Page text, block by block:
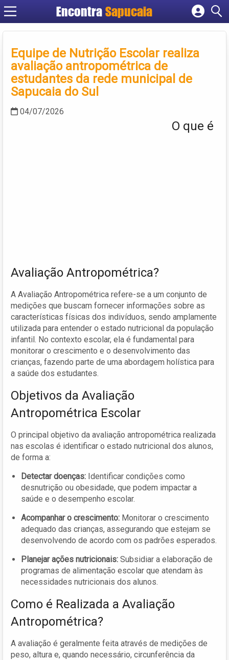
Encontra
Cadastrar empresa
Criar conta
Equipe de Nutrição Escolar realiza
avaliação antropométrica de
estudantes da rede municipal de
Sapucaia do Sul
04/07/2026
O que é
Avaliação Antropométrica?
A Avaliação Antropométrica refere-se a um conjunto de
medições que buscam fornecer informações sobre as
características físicas dos indivíduos, sendo amplamente
utilizada para entender o estado nutricional da população
infantil. No contexto escolar, ela é fundamental para
monitorar o crescimento e o desenvolvimento das
crianças, fazendo parte de uma abordagem holística para
a saúde dos estudantes.
Objetivos da Avaliação
Antropométrica Escolar
O principal objetivo da avaliação antropométrica realizada
nas escolas é identificar o estado nutricional dos alunos,
de forma a:
Detectar doenças: Identificar condições como
desnutrição ou obesidade, que podem impactar a
saúde e o desempenho escolar.
Acompanhar o crescimento: Monitorar o crescimento
adequado das crianças, assegurando que estejam se
desenvolvendo de acordo com os padrões esperados.
Planejar ações nutricionais: Subsidiar a elaboração de
programas de alimentação escolar que atendam às
necessidades nutricionais dos alunos.
Como é Realizada a Avaliação
Antropométrica?
A avaliação é geralmente feita através de medições de
peso, altura e, quando necessário, circunferência da